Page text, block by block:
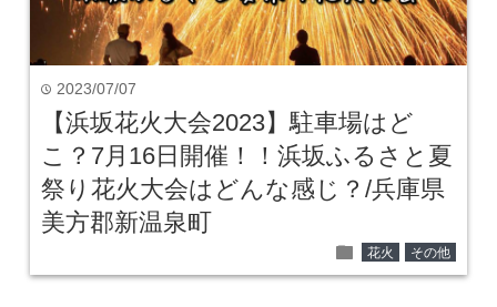
time 2023/07/07
【浜坂花火大会2023】駐車場はど
こ？7月16日開催！！浜坂ふるさと夏
祭り花火大会はどんな感じ？/兵庫県
美方郡新温泉町
folder 花火 その他